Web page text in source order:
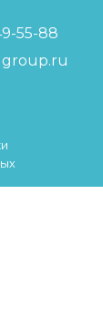
55-88